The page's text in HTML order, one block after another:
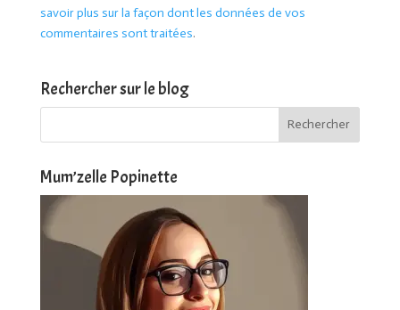
savoir plus sur la façon dont les données de vos
commentaires sont traitées.
Rechercher sur le blog
Mum’zelle Popinette